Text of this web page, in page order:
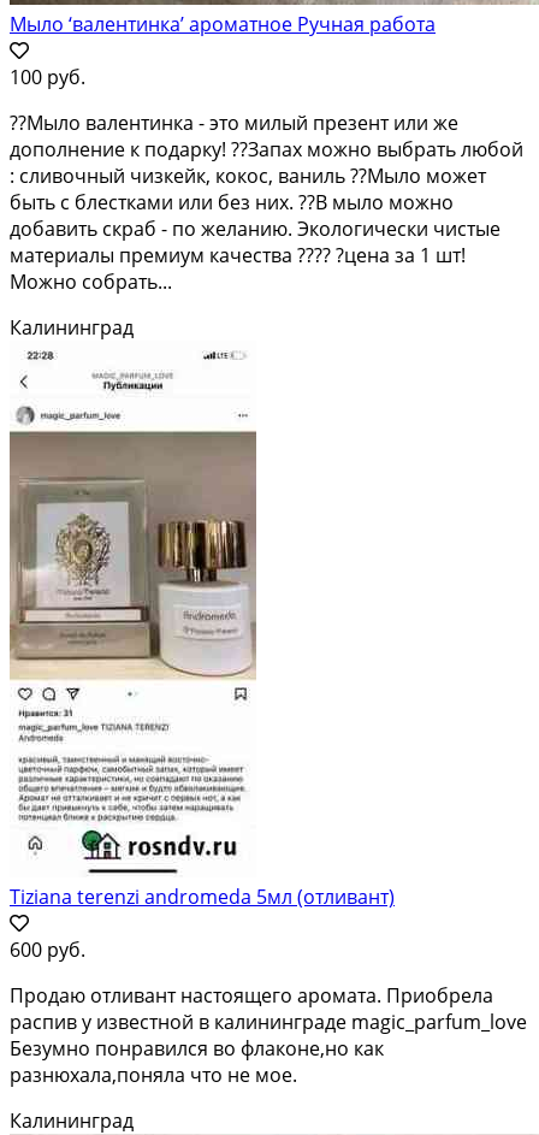
Мыло ‘валентинка’ ароматное Ручная работа
100 руб.
??Мыло валентинка - это милый презент или же
дополнение к подарку! ??Запах можно выбрать любой
: сливочный чизкейк, кокос, ваниль ??Мыло может
быть с блестками или без них. ??В мыло можно
добавить скраб - по желанию. Экологически чистые
материалы премиум качества ???? ?цена за 1 шт!
Можно собрать...
Калининград
Tiziana terenzi andromeda 5мл (отливант)
600 руб.
Продаю отливант настоящего аромата. Приобрела
распив у известной в калининграде magic_parfum_love
Безумно понравился во флаконе,но как
разнюхала,поняла что не мое.
Калининград